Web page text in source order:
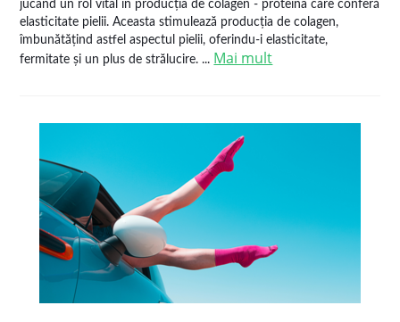
jucând un rol vital în producția de colagen - proteina care conferă
elasticitate pielii. Aceasta stimulează producția de colagen,
îmbunătățind astfel aspectul pielii, oferindu-i elasticitate,
fermitate și un plus de strălucire. ... Mai mult